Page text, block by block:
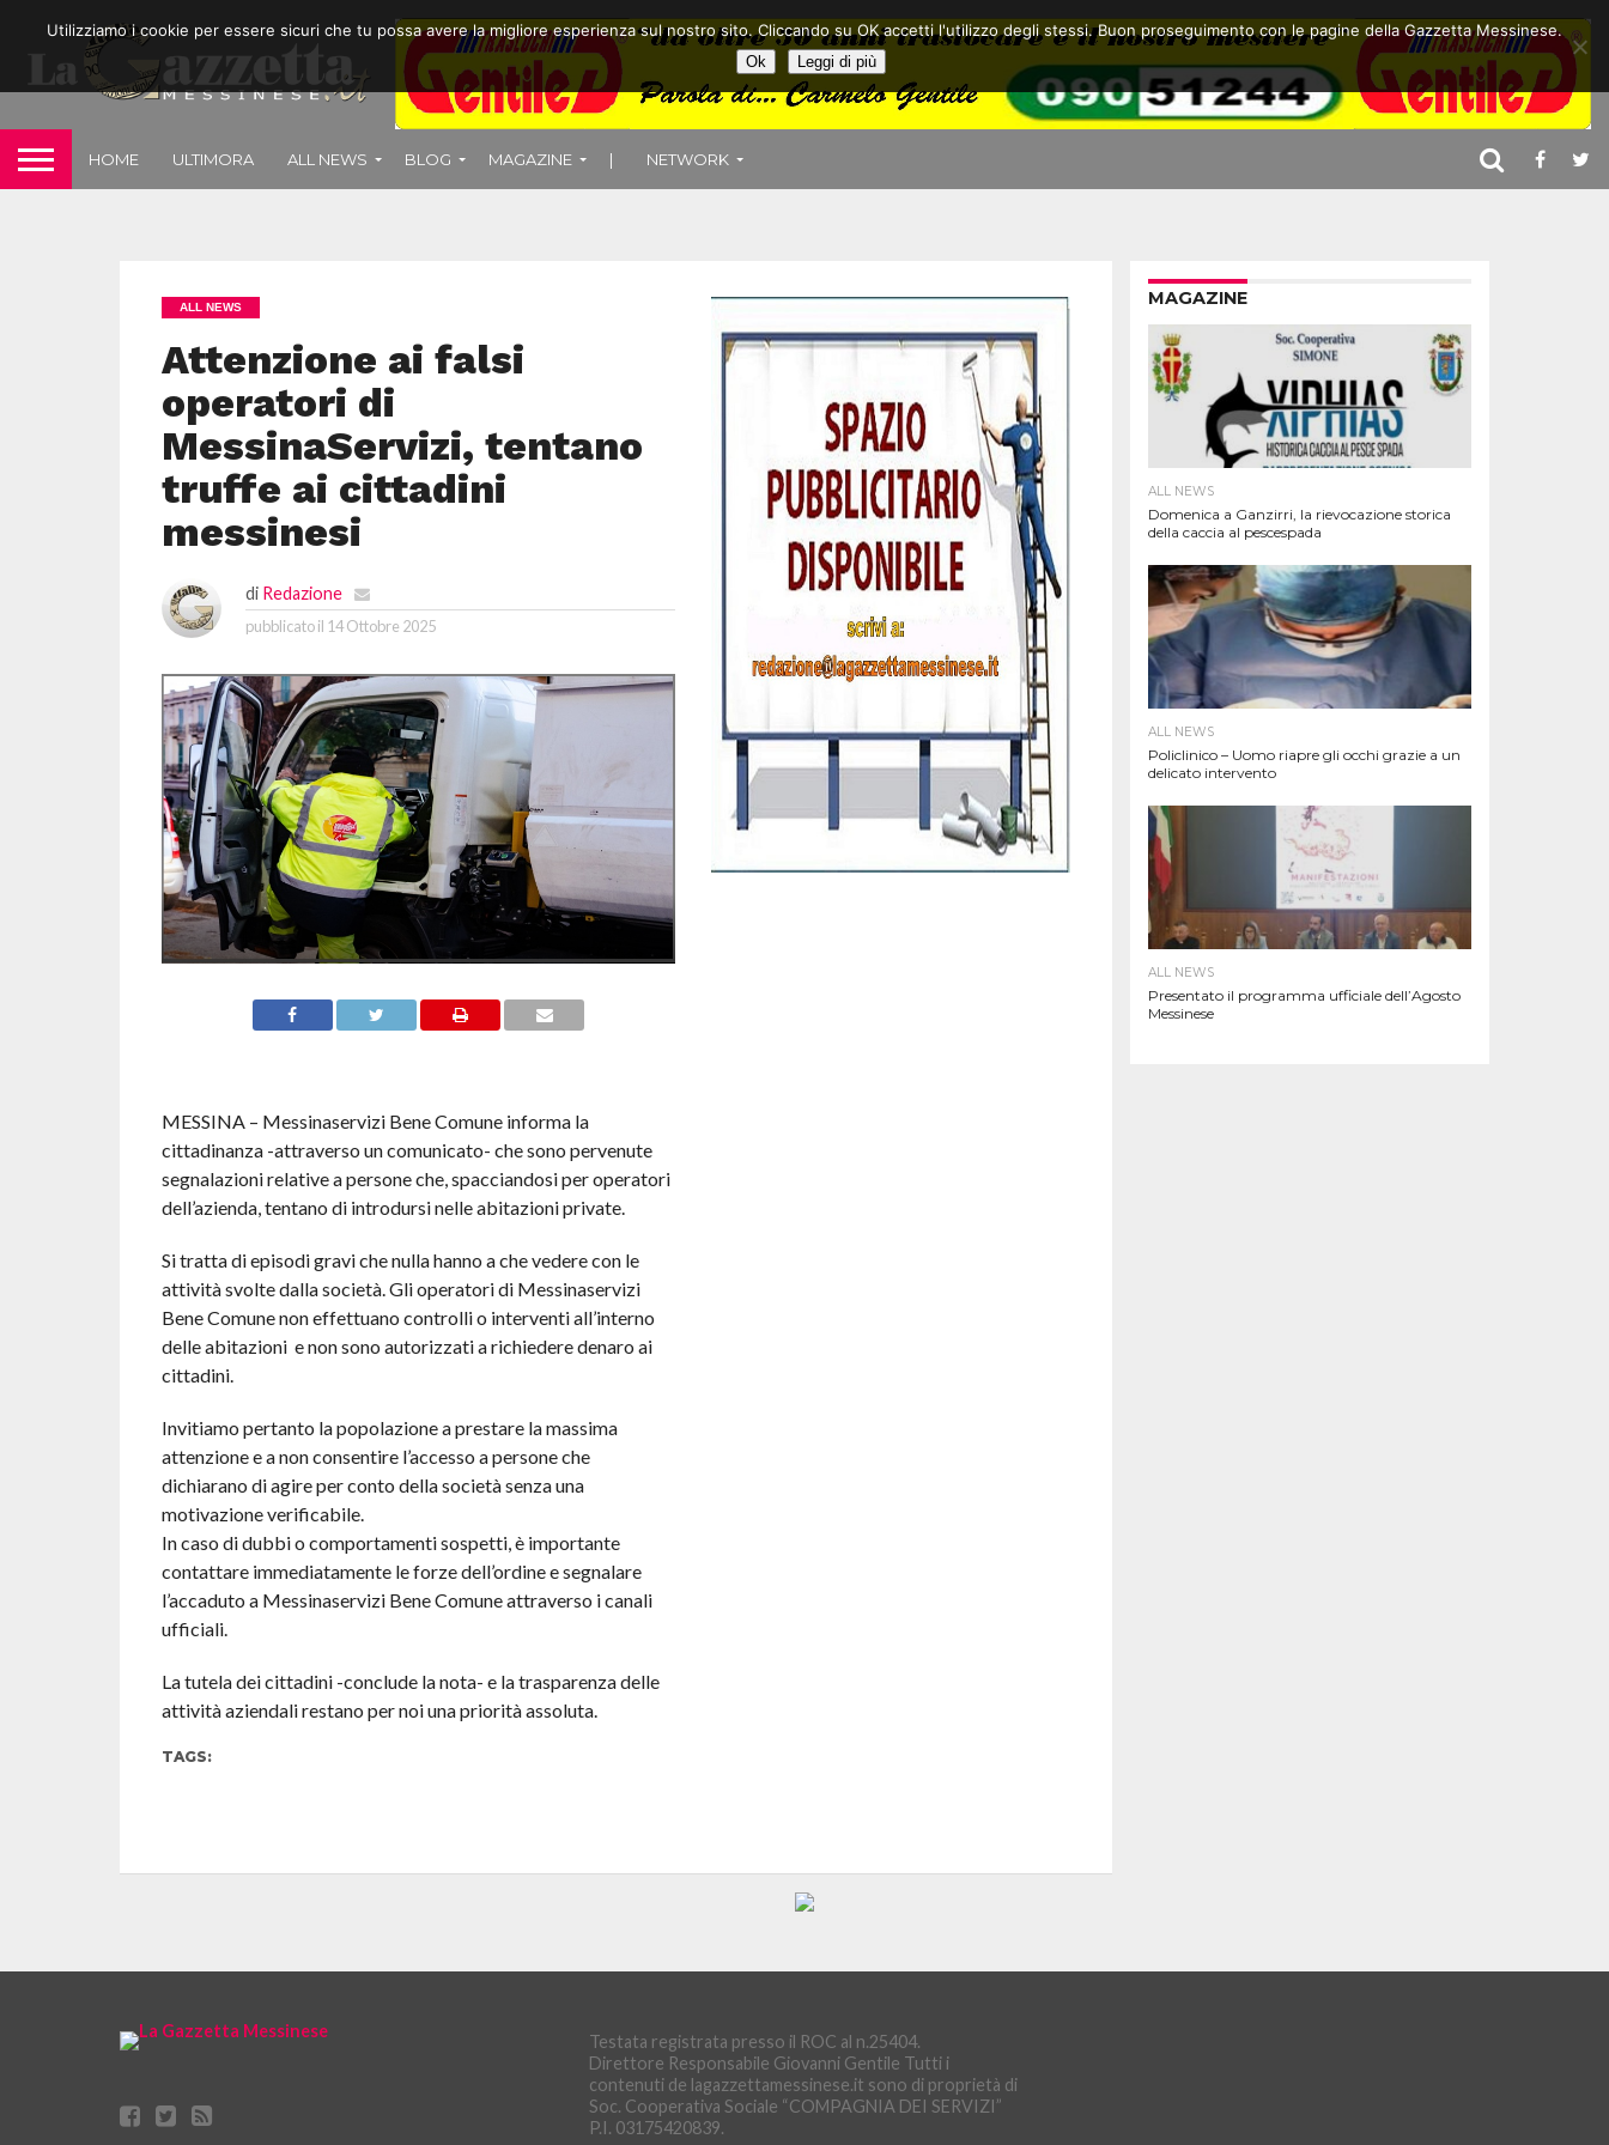
HOME ULTIMORA ALL NEWS BLOG MAGAZINE | NETWORK
ALL NEWS
Attenzione ai falsi
operatori di
MessinaServizi, tentano
truffe ai cittadini
messinesi
di Redazione
pubblicato il 14 Ottobre 2025
MESSINA – Messinaservizi Bene Comune informa la
cittadinanza -attraverso un comunicato- che sono pervenute
segnalazioni relative a persone che, spacciandosi per operatori
dell’azienda, tentano di introdursi nelle abitazioni private.
Si tratta di episodi gravi che nulla hanno a che vedere con le
attività svolte dalla società. Gli operatori di Messinaservizi
Bene Comune non effettuano controlli o interventi all’interno
delle abitazioni e non sono autorizzati a richiedere denaro ai
cittadini.
Invitiamo pertanto la popolazione a prestare la massima
attenzione e a non consentire l’accesso a persone che
dichiarano di agire per conto della società senza una
motivazione verificabile.
In caso di dubbi o comportamenti sospetti, è importante
contattare immediatamente le forze dell’ordine e segnalare
l’accaduto a Messinaservizi Bene Comune attraverso i canali
ufficiali.
La tutela dei cittadini -conclude la nota- e la trasparenza delle
attività aziendali restano per noi una priorità assoluta.
TAGS:
MAGAZINE
ALL NEWS
Domenica a Ganzirri, la rievocazione storica
della caccia al pescespada
ALL NEWS
Policlinico – Uomo riapre gli occhi grazie a un
delicato intervento
ALL NEWS
Presentato il programma ufficiale dell’Agosto
Messinese
Testata registrata presso il ROC al n.25404.
Direttore Responsabile Giovanni Gentile Tutti i
contenuti de lagazzettamessinese.it sono di proprietà di
Soc. Cooperativa Sociale “COMPAGNIA DEI SERVIZI”
P.I. 03175420839.
Utilizziamo i cookie per essere sicuri che tu possa avere la migliore esperienza sul nostro sito. Cliccando su OK accetti l'utilizzo degli stessi. Buon proseguimento con le pagine della Gazzetta Messinese.
Ok Leggi di più